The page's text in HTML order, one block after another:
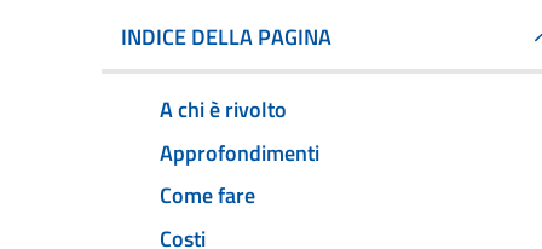
INDICE DELLA PAGINA
A chi è rivolto
Approfondimenti
Come fare
Costi